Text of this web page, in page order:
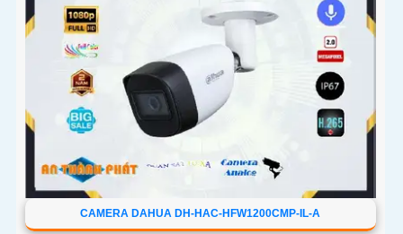
CAMERA DAHUA DH-HAC-HFW1200CMP-IL-A